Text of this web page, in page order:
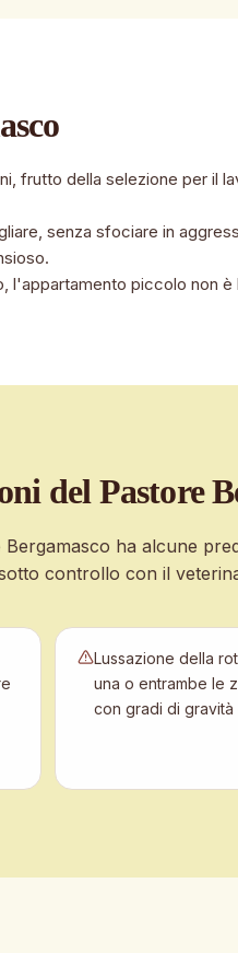
frutto della selezione per il
senza sfociare in
l'appartamento piccolo non è
del Pastore
Bergamasco ha alcune
controllo con il
Lussazione della
una o entrambe le
con gradi di gravità